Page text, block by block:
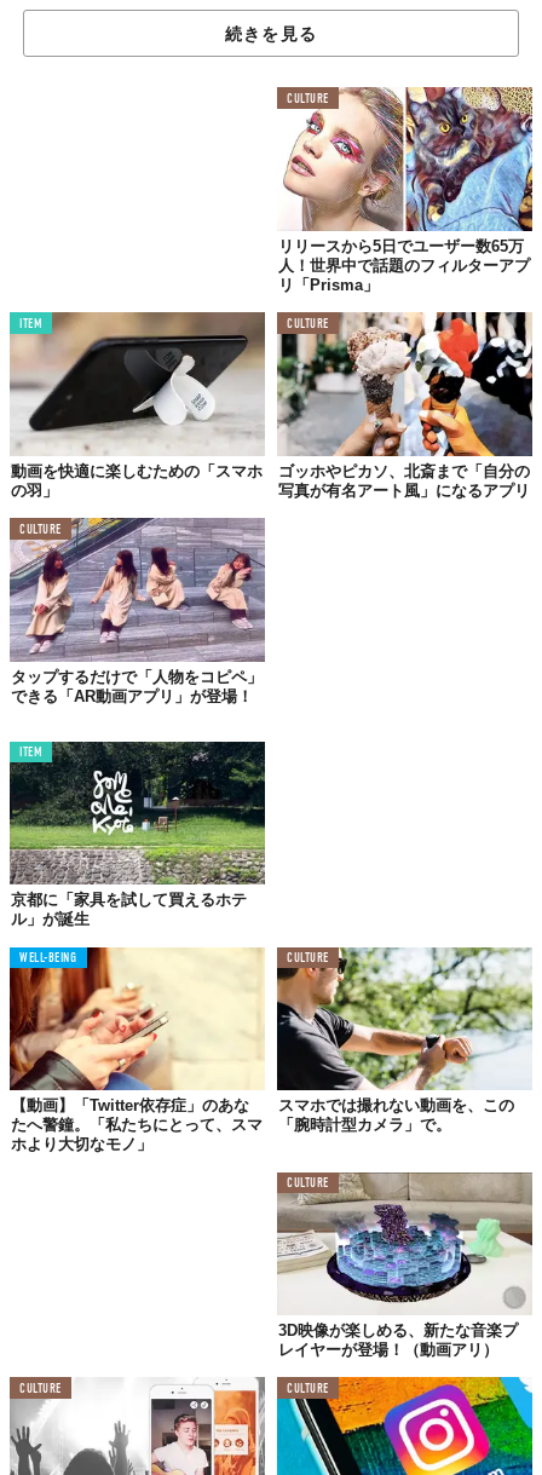
て話題になっています。
まるでミュージックビデオ！
屋上でパッドを叩き音楽を奏でる人物。見事にアート風の動画
に。音もちゃんと入っていてすごい世界観！早速試してみようー
ーと思ったら、どこにもそんな機能はない様子。
というのも、投稿したjunk-e-catさんは、動画をバラバラの画像に
分割し、手動で1枚ずつフィルターをかけていったのだとか！音は
とはいえ、ほんとにこんな機能があったら使ってみたいところ。
ご安心を。喜ばしいことに、その可能性は十分あるようです。
「Prisma」の動画フィルターは、
近日開発スタート？
上の動画はロシアのアプリ開発者がFacebookに投稿したもの。
Mashableは彼にコンタクトを取り、7月12日の記事で、すぐに動
ユーザーの間では、パノラマ写真との併用や、その他の画像加工
もし動画版がでたら、アニメと実写の中間のような世界観で、シ
ョートフィルムっぽく動画を撮影してみる…なんてのも楽しいか
も。待ち遠しい！
続きを見る
CULTURE
リリースから5日でユーザー数65万
人！世界中で話題のフィルターアプ
リ「Prisma」
ITEM
動画を快適に楽しむための「スマホ
の羽」
CULTURE
ゴッホやピカソ、北斎まで「自分の
写真が有名アート風」になるアプリ
CULTURE
タップするだけで「人物をコピペ」
できる「AR動画アプリ」が登場！
ITEM
京都に「家具を試して買えるホテ
ル」が誕生
WELL-BEING
【動画】「Twitter依存症」のあな
たへ警鐘。「私たちにとって、スマ
ホより大切なモノ」
CULTURE
スマホでは撮れない動画を、この
「腕時計型カメラ」で。
CULTURE
3D映像が楽しめる、新たな音楽プ
レイヤーが登場！（動画アリ）
CULTURE CULTURE